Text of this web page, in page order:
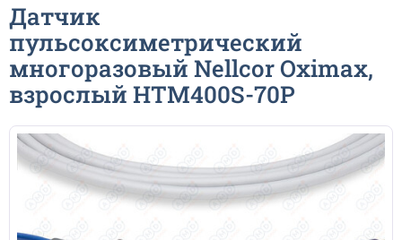
Датчик
пульсоксиметрический
многоразовый Nellcor Oximax,
взрослый HTM400S-70P
Датчики ЭЭГ BIS
Кабели пациента ЭКГ
Датчики температурные медицинские к мониторам
Кабели для кардиографов
Датчики кислорода для ИВЛ